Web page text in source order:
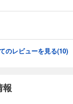
のレビューを見る(10)
報